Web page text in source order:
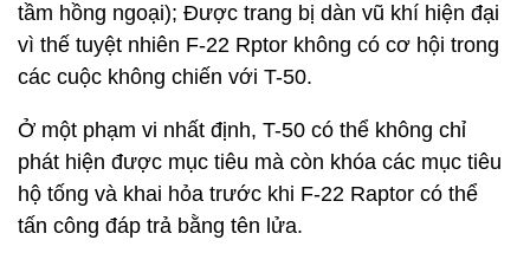
tầm hồng ngoại); Được trang bị dàn vũ khí hiện đại
vì thế tuyệt nhiên F-22 Rptor không có cơ hội trong
các cuộc không chiến với T-50.
Ở một phạm vi nhất định, T-50 có thể không chỉ
phát hiện được mục tiêu mà còn khóa các mục tiêu
hộ tống và khai hỏa trước khi F-22 Raptor có thể
tấn công đáp trả bằng tên lửa.